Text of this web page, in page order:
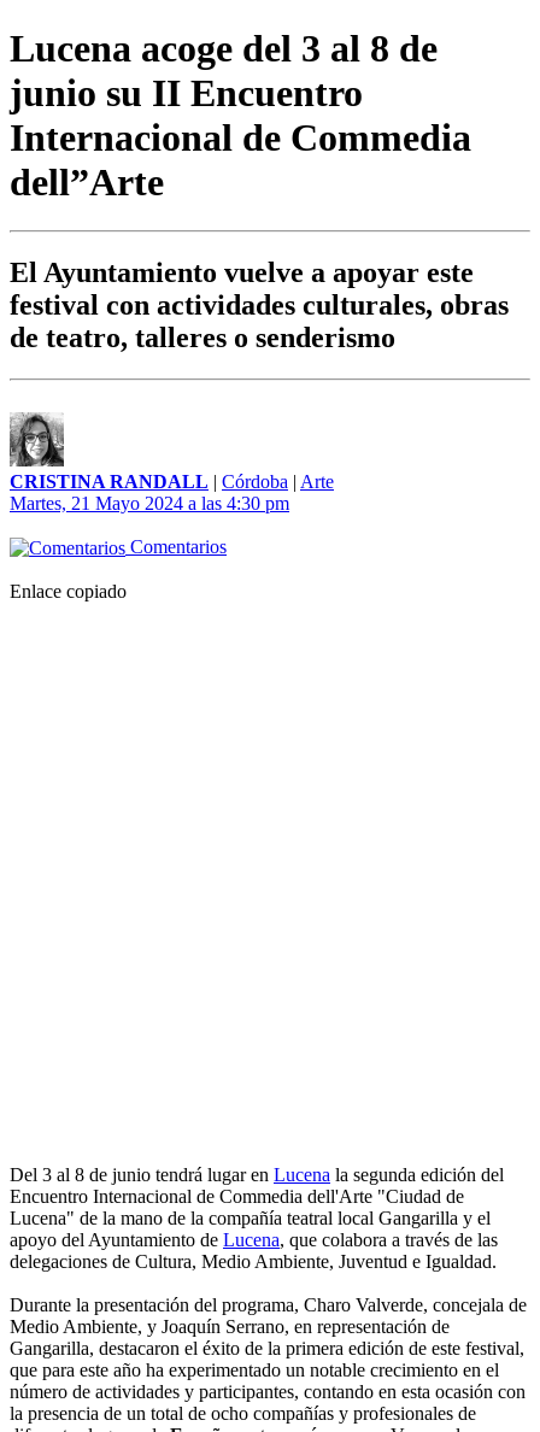
Lucena acoge del 3 al 8 de
junio su II Encuentro
Internacional de Commedia
dell”Arte
El Ayuntamiento vuelve a apoyar este
festival con actividades culturales, obras
de teatro, talleres o senderismo
CRISTINA RANDALL | Córdoba | Arte
Martes, 21 Mayo 2024 a las 4:30 pm
Comentarios
Enlace copiado
Del 3 al 8 de junio tendrá lugar en Lucena la segunda edición del
Encuentro Internacional de Commedia dell'Arte "Ciudad de
Lucena" de la mano de la compañía teatral local Gangarilla y el
apoyo del Ayuntamiento de Lucena, que colabora a través de las
delegaciones de Cultura, Medio Ambiente, Juventud e Igualdad.
Durante la presentación del programa, Charo Valverde, concejala de
Medio Ambiente, y Joaquín Serrano, en representación de
Gangarilla, destacaron el éxito de la primera edición de este festival,
que para este año ha experimentado un notable crecimiento en el
número de actividades y participantes, contando en esta ocasión con
la presencia de un total de ocho compañías y profesionales de